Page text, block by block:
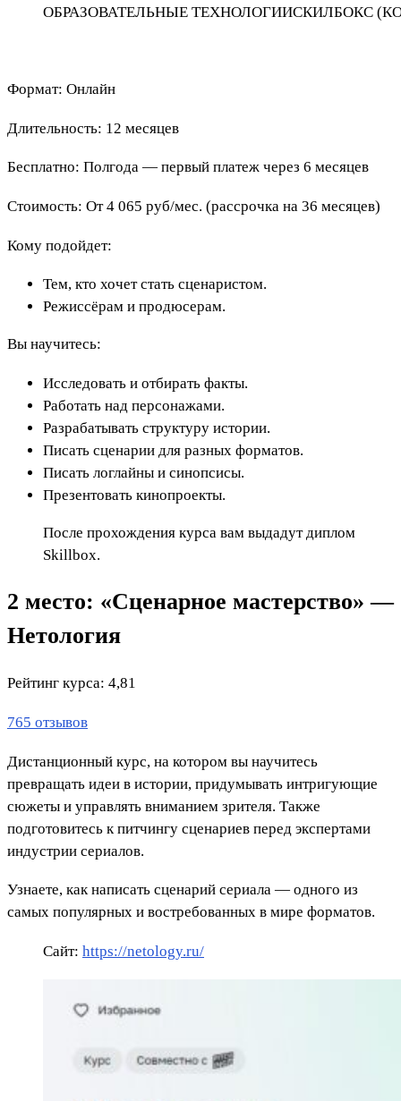
ОБРАЗОВАТЕЛЬНЫЕ ТЕХНОЛОГИИСКИЛБОКС
Формат: Онлайн
Длительность: 12 месяцев
Бесплатно: Полгода — первый платеж через 6 месяцев
Стоимость: От 4 065 руб/мес. (рассрочка на 36 месяцев)
Кому подойдет:
Тем, кто хочет стать сценаристом.
Режиссёрам и продюсерам.
Вы научитесь:
Исследовать и отбирать факты.
Работать над персонажами.
Разрабатывать структуру истории.
Писать сценарии для разных форматов.
Писать логлайны и синопсисы.
Презентовать кинопроекты.
После прохождения курса вам выдадут диплом
Skillbox.
2 место: «Сценарное мастерство» —
Нетология
Рейтинг курса: 4,81
765 отзывов
Дистанционный курс, на котором вы научитесь
превращать идеи в истории, придумывать интригующие
сюжеты и управлять вниманием зрителя. Также
подготовитесь к питчингу сценариев перед экспертами
индустрии сериалов.
Узнаете, как написать сценарий сериала — одного из
самых популярных и востребованных в мире форматов.
Сайт: https://netology.ru/